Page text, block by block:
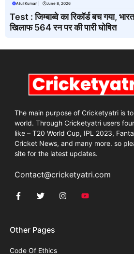
Atul Kumar June 8, 2026
Test : जिम्बाब्वे का रिकॉर्ड बच गया,
खिलाफ 564 रन पर की पारी घोषित
The main purpose of Cricketyatri is
world. Through Cricketyatri users
like – T20 World Cup, IPL 2023,
Cricket News, and many more. so
site for the latest updates.
Contact@cricketyatri.com
Other Pages
Code Of Ethics